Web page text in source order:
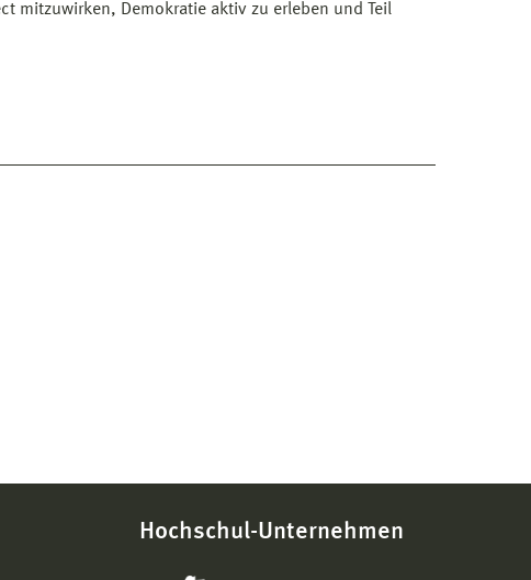
mitzuwirken, Demokratie aktiv zu erleben und Teil
Hochschul-Unternehmen